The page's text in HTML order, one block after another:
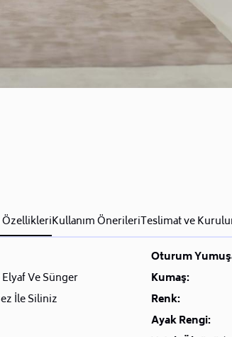
Kullanım ÖnerileriTeslimat ve
Oturum
Ve Sünger Kumaş:
İle Siliniz Renk:
Ayak Rengi: